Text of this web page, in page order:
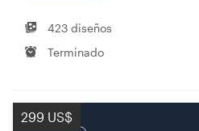
423 diseños
Terminado
299 US$